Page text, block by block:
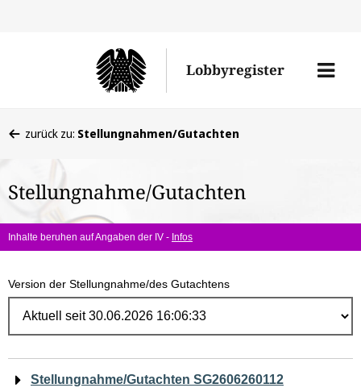
Lobbyregister
Menü
befinden
hier:
zurück zu: Stellungnahmen/Gutachten
Stellungnahme/Gutachten
Inhalte beruhen auf Angaben der IV - Infos
Version der Stellungnahme/des Gutachtens
Navigation
Stellungnahme/Gutachten SG2606260112